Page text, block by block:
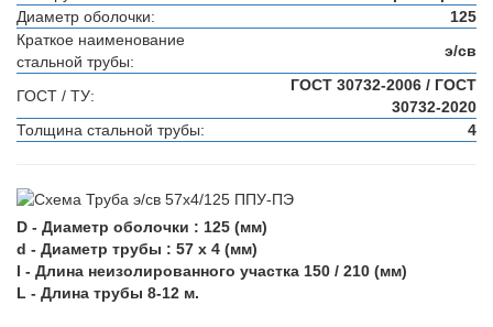
Диаметр оболочки:
125
Краткое наименование
стальной трубы:
э/св
ГОСТ / ТУ:
ГОСТ 30732-2006 / ГОСТ
30732-2020
Толщина стальной трубы:
4
D - Диаметр оболочки : 125 (мм)
d - Диаметр трубы : 57 х 4 (мм)
l - Длина неизолированного участка 150 / 210 (мм)
L - Длина трубы 8-12 м.